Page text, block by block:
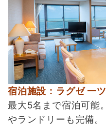
宿泊施設：ラグゼ 一
最大5名まで宿泊可能
やランドリーも完備。